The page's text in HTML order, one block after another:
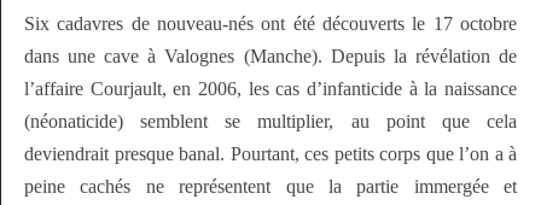
Six cadavres de nouveau-nés ont été découverts le 17 octobre
dans une cave à Valognes (Manche). Depuis la révélation de
l’affaire Courjault, en 2006, les cas d’infanticide à la naissance
(néonaticide) semblent se multiplier, au point que cela
deviendrait presque banal. Pourtant, ces petits corps que l’on a à
peine cachés ne représentent que la partie immergée et